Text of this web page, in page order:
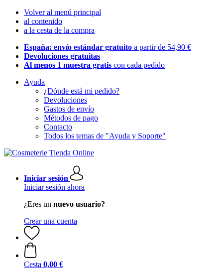
Volver al menú principal
al contenido
a la cesta de la compra
España: envío estándar gratuito a partir de 54,90 €
Devoluciones gratuitas
Al menos 1 muestra gratis con cada pedido
Ayuda
¿Dónde está mi pedido?
Devoluciones
Gastos de envío
Métodos de pago
Contacto
Todos los temas de "Ayuda y Soporte"
Iniciar sesión
Iniciar sesión ahora
¿Eres un nuevo usuario?
Crear una cuenta
Cesta 0,00 €